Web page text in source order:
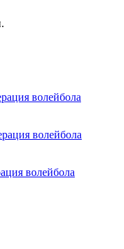
волейбола
волейбола
волейбола